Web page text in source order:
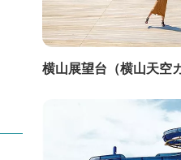
横山展望台（横山天空